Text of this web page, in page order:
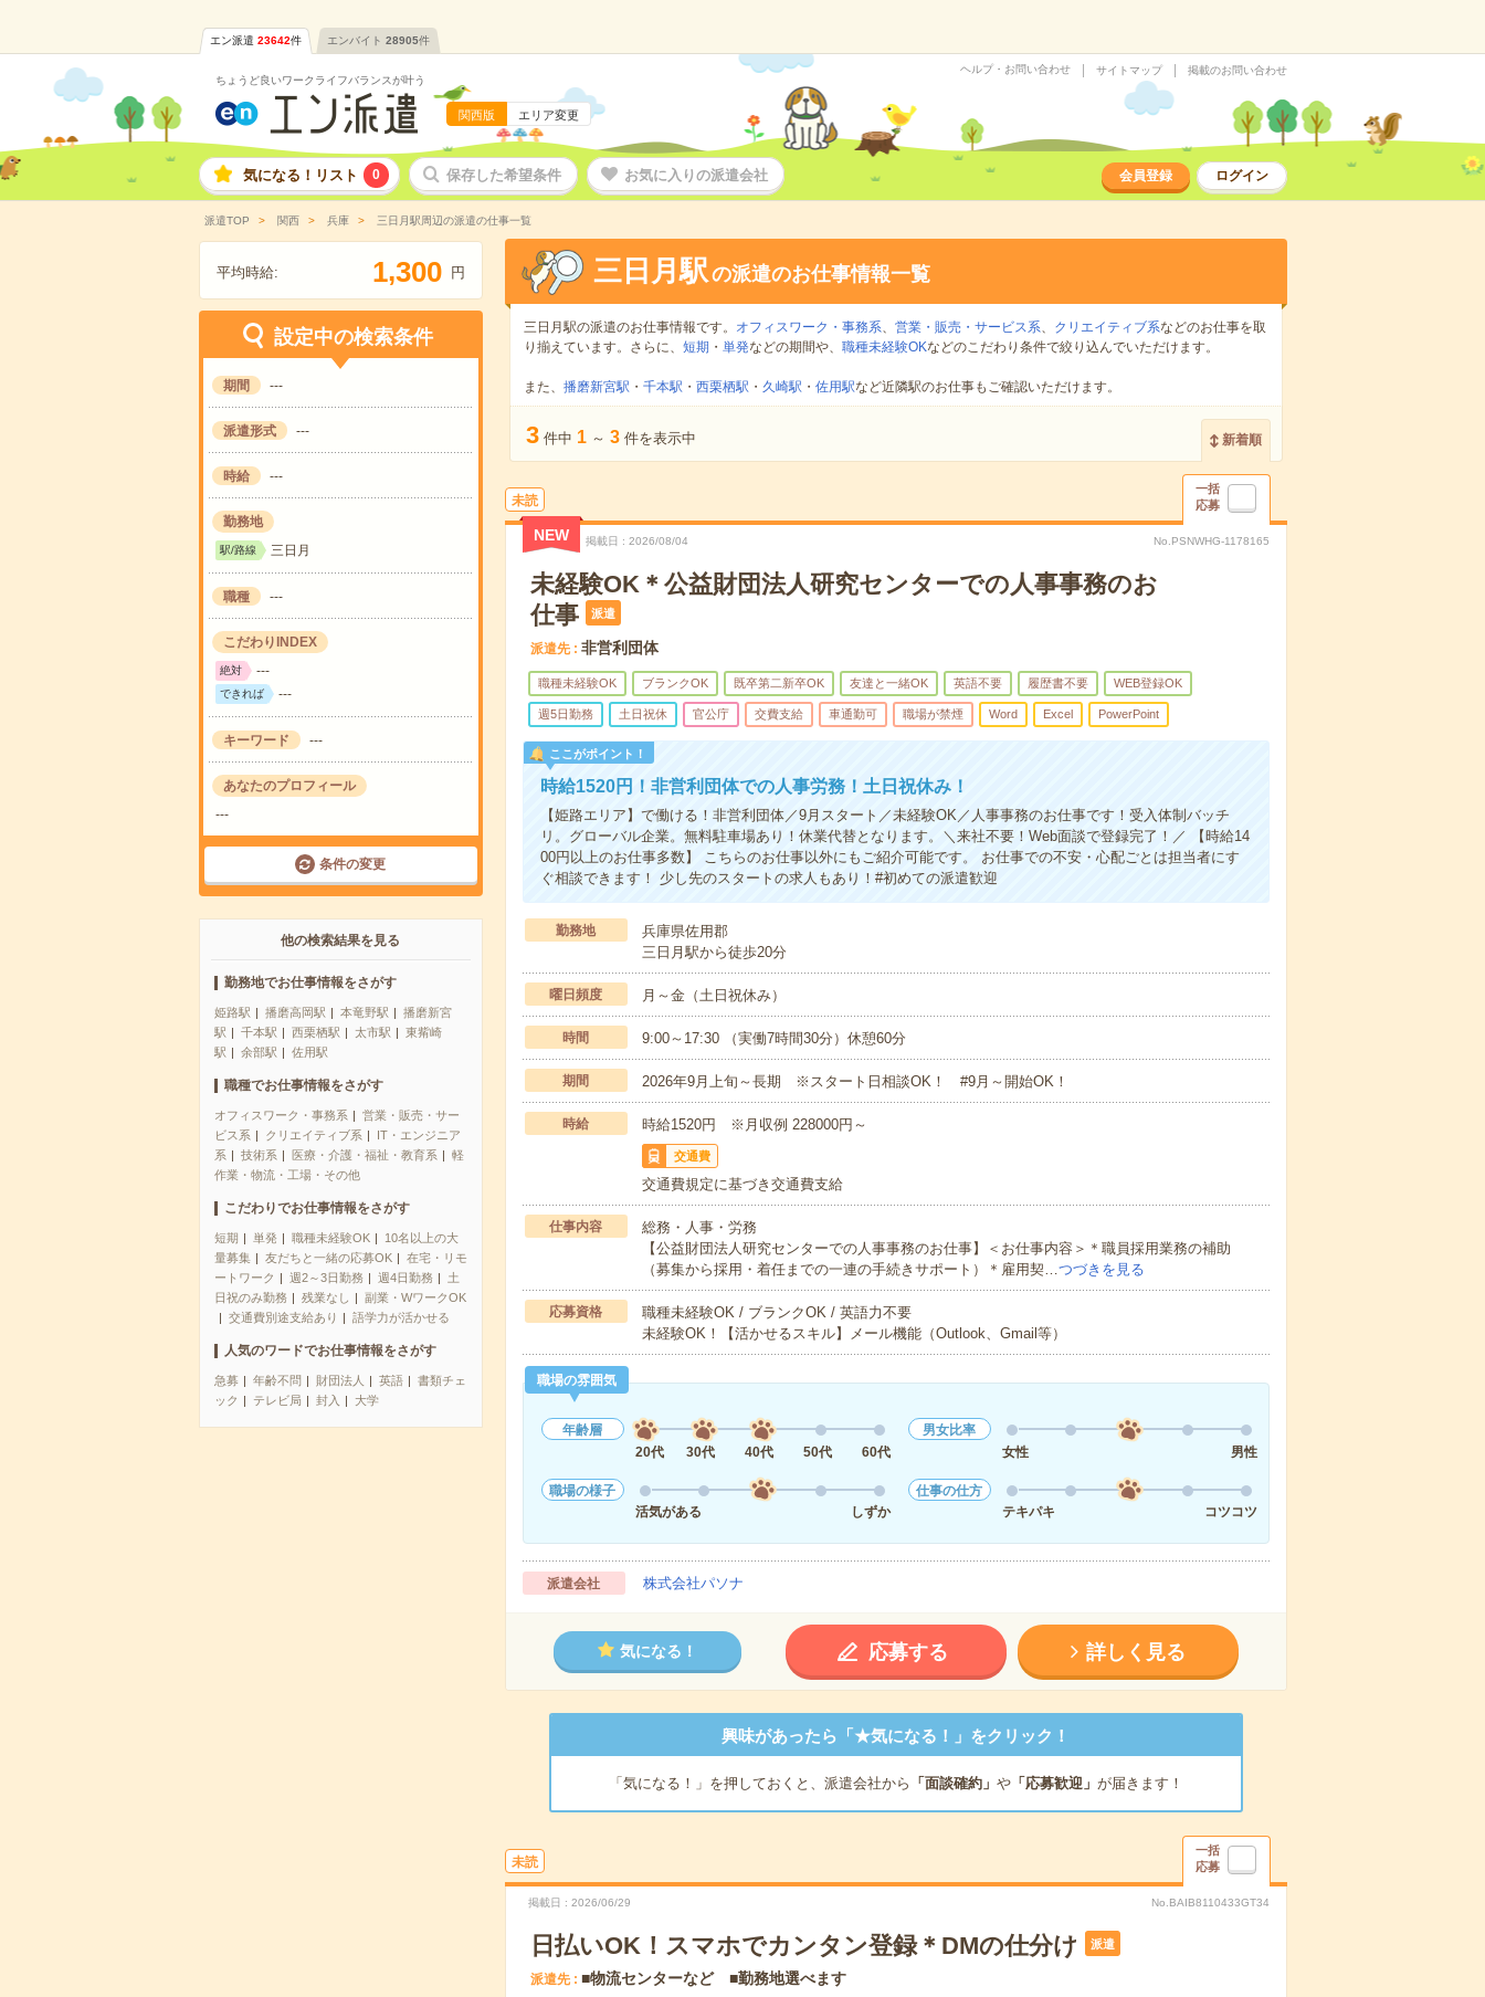
エン派遣 23642件 エンバイト 28905件
ちょうど良いワークライフバランスが叶う
関西版 エリア変更
ヘルプ・お問い合わせ サイトマップ 掲載のお問い合わせ
気になる！リスト 0 保存した希望条件 お気に入りの派遣会社 会員登録 ログイン
派遣TOP 関西 兵庫 三日月駅周辺の派遣の仕事一覧
平均時給: 1,300 円
設定中の検索条件
期間 ---
派遣形式 ---
時給 ---
勤務地
駅/路線 三日月
職種 ---
こだわりINDEX
絶対 ---
できれば ---
キーワード ---
あなたのプロフィール
---
条件の変更
他の検索結果を見る
勤務地でお仕事情報をさがす
姫路駅 播磨高岡駅 本竜野駅
播磨新宮
駅
千本駅 西栗栖駅 太市駅
東觜崎
駅
余部駅 佐用駅
職種でお仕事情報をさがす
オフィスワーク・事務系
営業・販売・サー
ビス系
クリエイティブ系
IT・エンジニア
系
技術系 医療・介護・福祉・教育系
軽
作業・物流・工場・その他
こだわりでお仕事情報をさがす
短期 単発 職種未経験OK
10名以上の大
量募集
友だちと一緒の応募OK
在宅・リモ
ートワーク
週2～3日勤務 週4日勤務
土
日祝のみ勤務
残業なし
副業・WワークOK
交通費別途支給あり
語学力が活かせる
人気のワードでお仕事情報をさがす
急募 年齢不問 財団法人 英語
書類チェ
ック
テレビ局 封入 大学
三日月駅の派遣のお仕事情報一覧
三日月駅の派遣のお仕事情報です。 オフィスワーク・事務系、 営業・販売・サービス系、 クリエイティブ系などのお仕事を取
り揃えています。さらに、 短期 ・ 単発などの期間や、 職種未経験OKなどのこだわり条件で絞り込んでいただけます。
また、 播磨新宮駅 ・ 千本駅 ・ 西栗栖駅 ・ 久崎駅 ・ 佐用駅など近隣駅のお仕事もご確認いただけます。
3 件中 1 ～ 3 件を表示中 新着順
未読
一括
応募
NEW 掲載日 2026/08/04 No.PSNWHG-1178165
未経験OK＊公益財団法人研究センターでの人事事務のお
仕事
派遣
派遣先 非営利団体
職種未経験OK ブランクOK 既卒第二新卒OK 友達と一緒OK 英語不要 履歴書不要 WEB登録OK
週5日勤務 土日祝休 官公庁 交費支給 車通勤可 職場が禁煙 Word Excel PowerPoint
ここがポイント！
時給1520円！非営利団体での人事労務！土日祝休み！
【姫路エリア】で働ける！非営利団体／9月スタート／未経験OK／人事事務のお仕事です！受入体制バッチ
リ。グローバル企業。無料駐車場あり！休業代替となります。＼来社不要！Web面談で登録完了！／ 【時給14
00円以上のお仕事多数】 こちらのお仕事以外にもご紹介可能です。 お仕事での不安・心配ごとは担当者にす
ぐ相談できます！ 少し先のスタートの求人もあり！#初めての派遣歓迎
勤務地
兵庫県佐用郡
三日月駅から徒歩20分
曜日頻度 月～金（土日祝休み）
時間 9:00～17:30 （実働7時間30分）休憩60分
期間 2026年9月上旬～長期 ※スタート日相談OK！ #9月～開始OK！
時給 時給1520円 ※月収例 228000円～
交通費
交通費規定に基づき交通費支給
仕事内容
総務・人事・労務
【公益財団法人研究センターでの人事事務のお仕事】＜お仕事内容＞＊職員採用業務の補助
（募集から採用・着任までの一連の手続きサポート）＊雇用契…つづきを見る
応募資格
職種未経験OK / ブランクOK / 英語力不要
未経験OK！【活かせるスキル】メール機能（Outlook、Gmail等）
職場の雰囲気
年齢層
20代
30代 40代 50代 60代
男女比率
女性
男性
職場の様子
活気がある
しずか
仕事の仕方
テキパキ
コツコツ
派遣会社 株式会社パソナ
気になる！ 応募する 詳しく見る
興味があったら「★気になる！」をクリック！
「気になる！」を押しておくと、派遣会社から 「面談確約」 や「応募歓迎」 が届きます！
未読
一括
応募
掲載日 2026/06/29 No.BAIB8110433GT34
日払いOK！スマホでカンタン登録＊DMの仕分け 派遣
派遣先 ■物流センターなど ■勤務地選べます